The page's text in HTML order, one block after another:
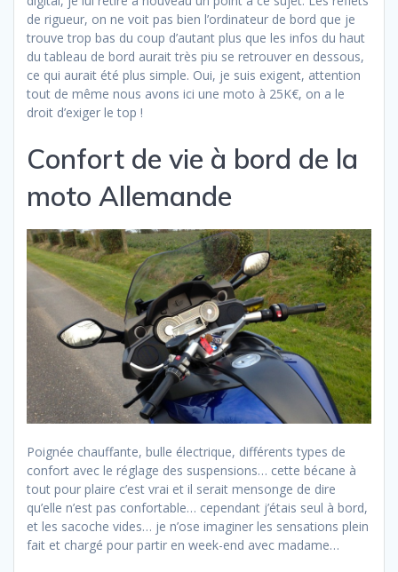
de rigueur, on ne voit pas bien l’ordinateur de bord que je
trouve trop bas du coup d’autant plus que les infos du haut
du tableau de bord aurait très piu se retrouver en dessous,
ce qui aurait été plus simple. Oui, je suis exigent, attention
tout de même nous avons ici une moto à 25K€, on a le
droit d’exiger le top !
Confort de vie à bord de la
moto Allemande
Poignée chauffante, bulle électrique, différents types de
confort avec le réglage des suspensions… cette bécane à
tout pour plaire c’est vrai et il serait mensonge de dire
qu’elle n’est pas confortable… cependant j’étais seul à bord,
et les sacoche vides… je n’ose imaginer les sensations plein
fait et chargé pour partir en week-end avec madame…